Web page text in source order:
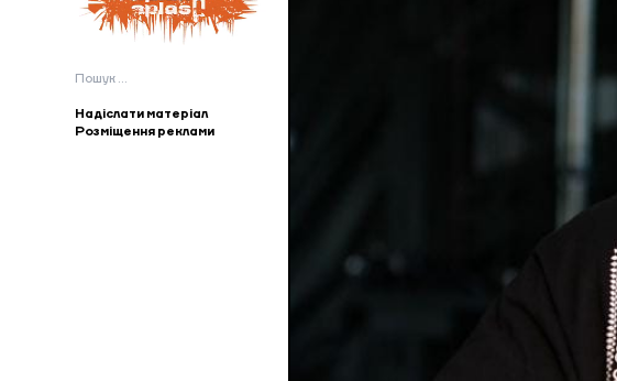
Пошук:
Надіслати матеріал
Розміщення реклами